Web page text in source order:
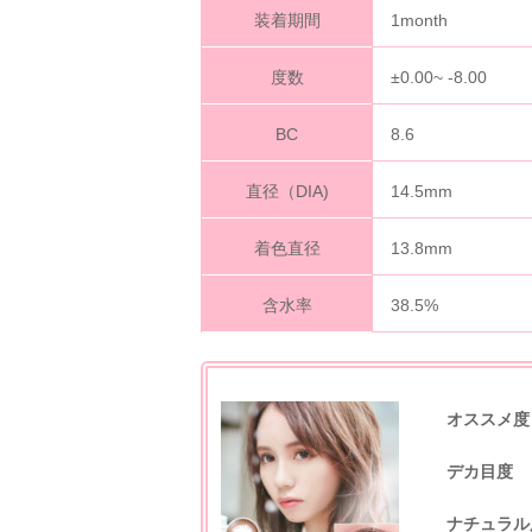
装着期間 1month
度数 ±0.00~ -8.00
BC 8.6
直径（DIA) 14.5mm
着色直径 13.8mm
含水率 38.5%
オススメ度
デカ目度
ナチュラ